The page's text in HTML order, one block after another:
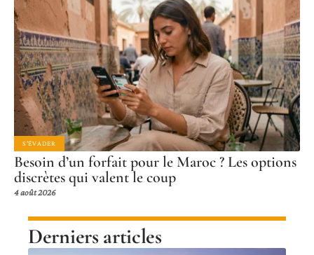
S'ÉVADER
Besoin d’un forfait pour le Maroc ? Les options
discrètes qui valent le coup
4 août 2026
Derniers articles